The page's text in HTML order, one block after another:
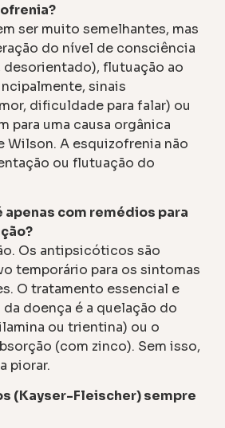
ser muito semelhantes, mas
do nível de consciência
desorientado), flutuação ao
sinais
dificuldade para falar) ou
para uma causa orgânica
Wilson. A esquizofrenia não
ou flutuação do
apenas com remédios para
Os antipsicóticos são
temporário para os sintomas
O tratamento essencial e
doença é a quelação do
ou trientina) ou o
(com zinco). Sem isso,
piorar.
(Kayser-Fleischer) sempre